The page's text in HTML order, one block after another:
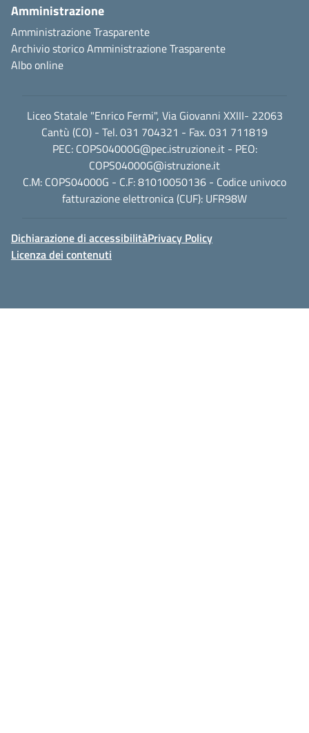
Amministrazione
Amministrazione Trasparente
Archivio storico Amministrazione Trasparente
Albo online
Liceo Statale "Enrico Fermi", Via Giovanni XXIII- 22063
Cantù (CO) - Tel. 031 704321 - Fax. 031 711819
PEC: COPS04000G@pec.istruzione.it- PEO:
COPS04000G@istruzione.it
C.M: COPS04000G - C.F: 81010050136 - Codice univoco
fatturazione elettronica (CUF): UFR98W
Dichiarazione di accessibilitàPrivacy Policy
Licenza dei contenuti